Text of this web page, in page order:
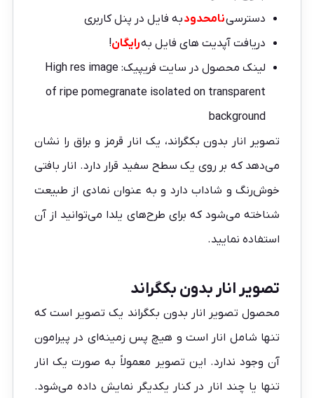
دسترسینامحدودبه فایل در پنل کاربری
دریافت آپدیت های فایل بهرایگان!
لینک محصول در سایت فریپیک: High res image
of ripe pomegranate isolated on transparent
background
تصویر انار بدون بکگراند، یک انار قرمز و براق را نشان
می‌دهد که بر روی یک سطح سفید قرار دارد. انار بافتی
خوش‌رنگ و شاداب دارد و به عنوان نمادی از طبیعت
شناخته می‌شود که برای طرح‌های یلدا می‌توانید از آن
استفاده نمایید.
تصویر انار بدون بکگراند
محصول تصویر انار بدون بکگراند یک تصویر است که
تنها شامل انار است و هیچ پس زمینه‌ای در پیرامون
آن وجود ندارد. این تصویر معمولاً به صورت یک انار
تنها یا چند انار در کنار یکدیگر نمایش داده می‌شود.